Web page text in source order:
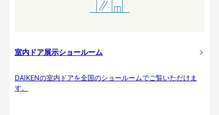
室内ドア展示ショールーム
DAIKENの室内ドアを全国のショールームでご覧いただけま
す。